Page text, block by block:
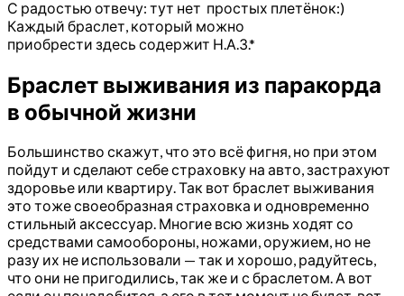
С радостью отвечу: тут нет простых плетёнок:)
Каждый браслет, который можно
приобрести здесь содержит Н.А.З.*
Браслет выживания из паракорда
в обычной жизни
Большинство скажут, что это всё фигня, но при этом
пойдут и сделают себе страховку на авто, застрахуют
здоровье или квартиру. Так вот браслет выживания
это тоже своеобразная страховка и одновременно
стильный аксессуар. Многие всю жизнь ходят со
средствами самообороны, ножами, оружием, но не
разу их не использовали — так и хорошо, радуйтесь,
что они не пригодились, так же и с браслетом. А вот